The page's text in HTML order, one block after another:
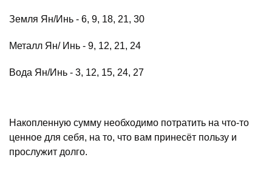
Земля Ян/Инь - 6, 9, 18, 21, 30
Металл Ян/ Инь - 9, 12, 21, 24
Вода Ян/Инь - 3, 12, 15, 24, 27
Накопленную сумму необходимо потратить на что-то
ценное для себя, на то, что вам принесёт пользу и
прослужит долго.